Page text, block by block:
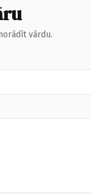
vārdu.